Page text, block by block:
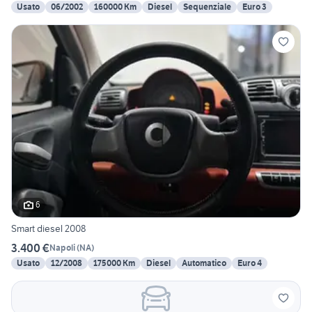
Usato 06/2002 160000 Km Diesel Sequenziale Euro 3
6
Smart diesel 2008
3.400 €Napoli(NA)
Usato
12/2008 175000 Km Diesel Automatico Euro 4